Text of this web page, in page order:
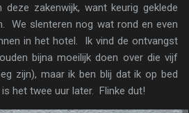
deze zakenwijk, want keurig geklede
We slenteren nog wat rond en even
in het hotel. Ik vind de ontvangst
bijna moeilijk doen over die vijf
zijn), maar ik ben blij dat ik op bed
het twee uur later. Flinke dut!